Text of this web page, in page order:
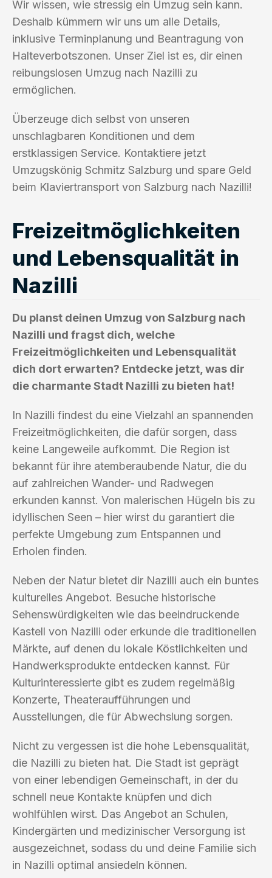
Wir wissen, wie stressig ein Umzug sein kann.
Deshalb kümmern wir uns um alle Details,
inklusive Terminplanung und Beantragung von
Halteverbotszonen. Unser Ziel ist es, dir einen
reibungslosen Umzug nach Nazilli zu
ermöglichen.
Überzeuge dich selbst von unseren
unschlagbaren Konditionen und dem
erstklassigen Service. Kontaktiere jetzt
Umzugskönig Schmitz Salzburg und spare Geld
beim Klaviertransport von Salzburg nach Nazilli!
Freizeitmöglichkeiten
und Lebensqualität in
Nazilli
Du planst deinen Umzug von Salzburg nach
Nazilli und fragst dich, welche
Freizeitmöglichkeiten und Lebensqualität
dich dort erwarten? Entdecke jetzt, was dir
die charmante Stadt Nazilli zu bieten hat!
In Nazilli findest du eine Vielzahl an spannenden
Freizeitmöglichkeiten, die dafür sorgen, dass
keine Langeweile aufkommt. Die Region ist
bekannt für ihre atemberaubende Natur, die du
auf zahlreichen Wander- und Radwegen
erkunden kannst. Von malerischen Hügeln bis zu
idyllischen Seen – hier wirst du garantiert die
perfekte Umgebung zum Entspannen und
Erholen finden.
Neben der Natur bietet dir Nazilli auch ein buntes
kulturelles Angebot. Besuche historische
Sehenswürdigkeiten wie das beeindruckende
Kastell von Nazilli oder erkunde die traditionellen
Märkte, auf denen du lokale Köstlichkeiten und
Handwerksprodukte entdecken kannst. Für
Kulturinteressierte gibt es zudem regelmäßig
Konzerte, Theateraufführungen und
Ausstellungen, die für Abwechslung sorgen.
Nicht zu vergessen ist die hohe Lebensqualität,
die Nazilli zu bieten hat. Die Stadt ist geprägt
von einer lebendigen Gemeinschaft, in der du
schnell neue Kontakte knüpfen und dich
wohlfühlen wirst. Das Angebot an Schulen,
Kindergärten und medizinischer Versorgung ist
ausgezeichnet, sodass du und deine Familie sich
in Nazilli optimal ansiedeln können.